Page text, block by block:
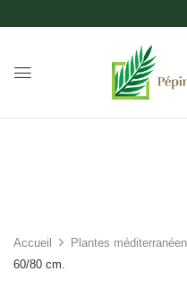
Accueil Plantes
60/80 cm.